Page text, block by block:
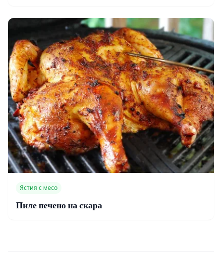
Ястия с месо
Пиле печено на скара